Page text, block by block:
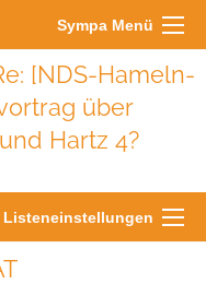
Sympa Menü
[NDS-Hameln-
über
Hartz 4?
Listeneinstellungen